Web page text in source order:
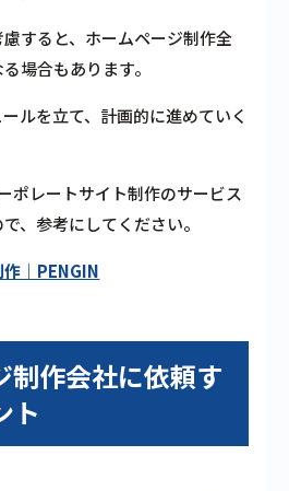
すると、ホームページ制作全
場合もあります。
ルを立て、計画的に進めていく
ポレートサイト制作のサービス
、参考にしてください。
｜PENGIN
制作会社に依頼す
ト